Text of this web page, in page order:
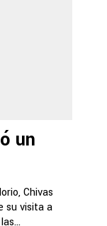
un
Chivas
su visita a